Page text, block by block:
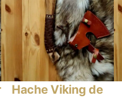
Hache Viking de